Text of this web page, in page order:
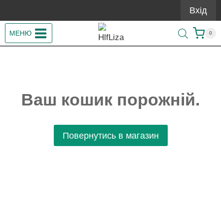
до
вмісту
Вхід
МЕНЮ 0
Ваш кошик порожній.
Повернутись в магазин